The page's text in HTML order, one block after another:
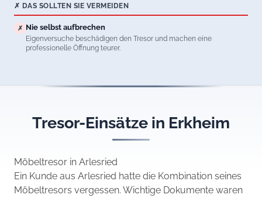
✗ DAS SOLLTEN SIE VERMEIDEN
✗ Nie selbst aufbrechen
Eigenversuche beschädigen den Tresor und machen eine
professionelle Öffnung teurer.
Tresor-Einsätze in Erkheim
Möbeltresor in Arlesried
Ein Kunde aus Arlesried hatte die Kombination seines
Möbeltresors vergessen. Wichtige Dokumente waren